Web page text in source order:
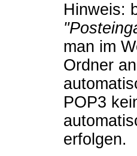
Hinweis:
man im
Ordner
POP3
erfolgen.